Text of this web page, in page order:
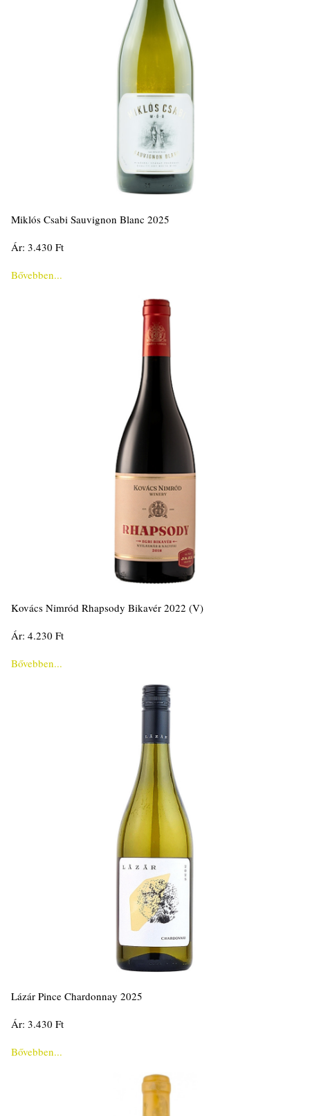
Miklós Csabi Sauvignon Blanc 2025
Ár: 3.430 Ft
Bővebben...
Kovács Nimród Rhapsody Bikavér 2022 (V)
Ár: 4.230 Ft
Bővebben...
Lázár Pince Chardonnay 2025
Ár: 3.430 Ft
Bővebben...